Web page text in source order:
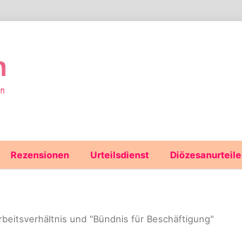
Rezensionen Urteilsdienst Diözesanurteile
und "Bündnis für Beschäftigung"